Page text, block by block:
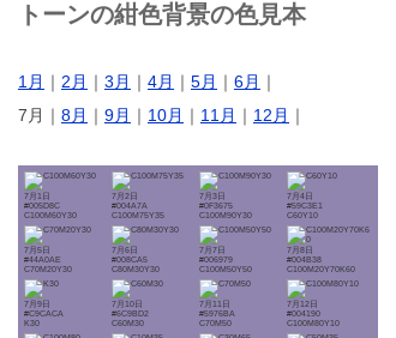
トーンの紺色背景の色見本
1月 ｜ 2月 ｜ 3月 ｜ 4月 ｜ 5月 ｜ 6月 ｜
7月｜ 8月 ｜ 9月 ｜ 10月 ｜ 11月 ｜ 12月 ｜
7月1日
#005D8C
C100M60Y30
7月2日
#004A7A
C100M75Y35
7月3日
#0F3675
C100M90Y30
7月4日
#59C3E1
C60Y10
7月5日
#44A0AE
C70M20Y30
7月6日
#008CA5
C80M30Y30
7月7日
#006979
C100M50Y50
7月8日
#004B38
C100M20Y70K60
7月9日
#C9CACA
K30
7月10日
#6C9BD2
C60M30
7月11日
#5976BA
C70M50
7月12日
#004190
C100M80Y10